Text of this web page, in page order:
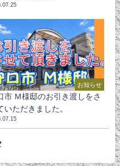
お知らせ
市 Ｍ様邸のお引き渡しをさ
いただきました。